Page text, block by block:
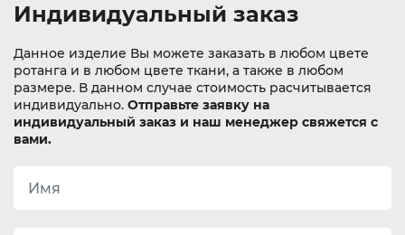
Индивидуальный заказ
Данное изделие Вы можете заказать в любом цвете
ротанга и в любом цвете ткани, а также в любом
размере. В данном случае стоимость расчитывается
индивидуально. Отправьте заявку на
индивидуальный заказ и наш менеджер свяжется с
вами.